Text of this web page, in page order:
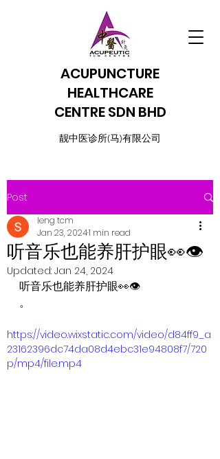
ACUPUNCTURE
HEALTHCARE
CENTRE SDN BHD
​靓中医诊所(马)有限公司
Post
听音乐也能养肝护眼👀👁️
leng tcm
Jan 23, 20241 min read
Updated: Jan 24, 2024
听音乐也能养肝护眼👀👁️
。
https://video.wixstatic.com/video/d84ff9_a
23162396dc74da08d4ebc31e94808f7/720
p/mp4/file.mp4